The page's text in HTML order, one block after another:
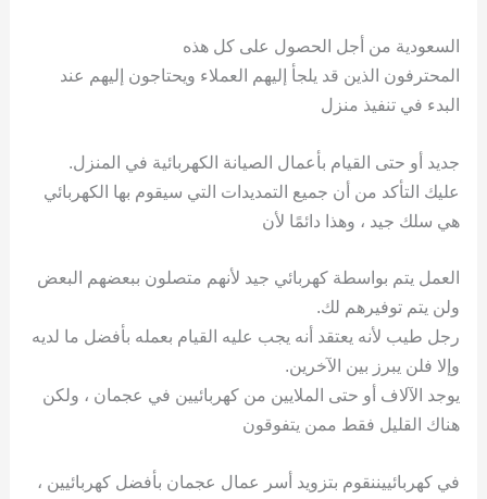
السعودية من أجل الحصول على كل هذه
المحترفون الذين قد يلجأ إليهم العملاء ويحتاجون إليهم عند
البدء في تنفيذ منزل
جديد أو حتى القيام بأعمال الصيانة الكهربائية في المنزل.
عليك التأكد من أن جميع التمديدات التي سيقوم بها الكهربائي
هي سلك جيد ، وهذا دائمًا لأن
العمل يتم بواسطة كهربائي جيد لأنهم متصلون ببعضهم البعض
ولن يتم توفيرهم لك.
رجل طيب لأنه يعتقد أنه يجب عليه القيام بعمله بأفضل ما لديه
وإلا فلن يبرز بين الآخرين.
يوجد الآلاف أو حتى الملايين من كهربائيين في عجمان ، ولكن
هناك القليل فقط ممن يتفوقون
في كهربائييننقوم بتزويد أسر عمال عجمان بأفضل كهربائيين ،